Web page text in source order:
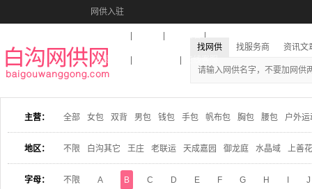
网供入驻
收藏本站
找网供 找服务商 资讯文
主营： 全部 女包 双背 男包 钱包 手包 帆布包 胸包 腰包 户外运
地区： 不限 白沟其它 王庄 老联运 天成嘉园 御龙庭 水晶域 上善
字母： 不限 A B C D E F G H J